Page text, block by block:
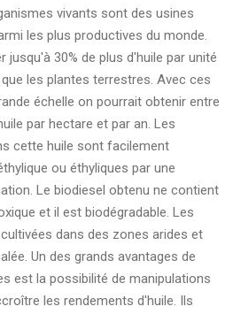
vivants sont des usines
les plus productives du monde.
jusqu'à 30% de plus d'huile par unité
les plantes terrestres. Avec ces
échelle on pourrait obtenir entre
par hectare et par an. Les
cette huile sont facilement
ou éthyliques par une
Le biodiesel obtenu ne contient
et il est biodégradable. Les
dans des zones arides et
Un des grands avantages de
est la possibilité de manipulations
les rendements d'huile. Ils